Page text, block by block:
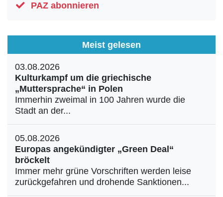
PAZ abonnieren
Meist gelesen
03.08.2026
Kulturkampf um die griechische
„Muttersprache“ in Polen
Immerhin zweimal in 100 Jahren wurde die
Stadt an der...
05.08.2026
Europas angekündigter „Green Deal“
bröckelt
Immer mehr grüne Vorschriften werden leise
zurückgefahren und drohende Sanktionen...